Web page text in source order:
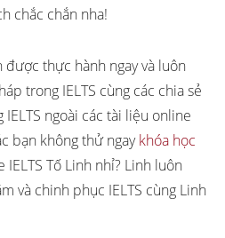
chắc chắn nha!
thực hành ngay và luôn
trong IELTS cùng các chia sẻ
ngoài các tài liệu online
bạn không thử ngaykhóa học
IELTS Tố Linh nhỉ? Linh luôn
và chinh phục IELTS cùng Linh